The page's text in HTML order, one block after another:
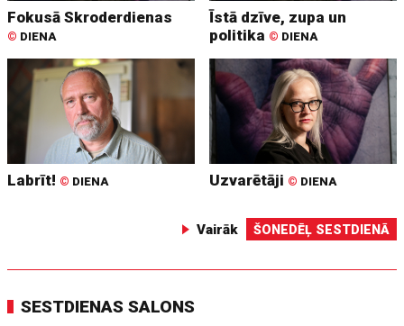
Fokusā Skroderdienas
© DIENA
Īstā dzīve, zupa un
politika © DIENA
Labrīt! © DIENA Uzvarētāji © DIENA
Vairāk ŠONEDĒĻ SESTDIENĀ
SESTDIENAS SALONS